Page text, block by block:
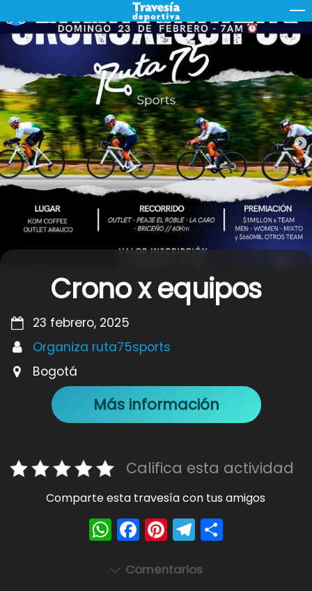
to
content
Crono x equipos
23 febrero, 2025
Organiza ruta75sports
Bogotá
Más información
Califica esta actividad
Comparte esta travesía con tus amigos
W
h
a
F
a
c
Pi
nt
er
T
el
e
Comentarios